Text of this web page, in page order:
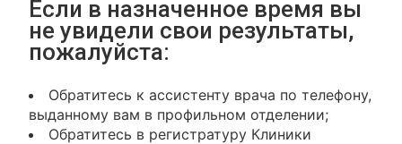
Если в назначенное время вы
не увидели свои результаты,
пожалуйста:
Обратитесь к ассистенту врача по телефону,
выданному вам в профильном отделении;
Обратитесь в регистратуру Клиники